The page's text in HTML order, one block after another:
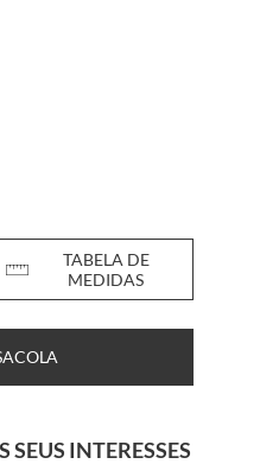
TABELA DE
MEDIDAS
INTERESSES